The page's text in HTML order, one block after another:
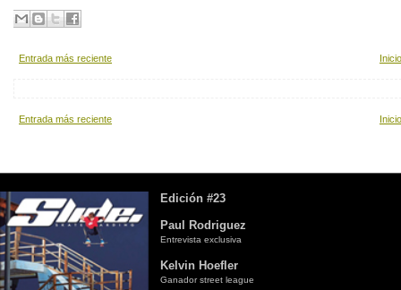
Entrada más reciente Inicio
Entrada más reciente Inicio
Edición #23
Paul Rodriguez
Entrevista exclusiva
Kelvin Hoefler
Ganador street league